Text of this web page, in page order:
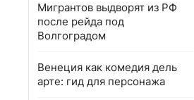
Мигрантов выдворят из РФ
после рейда под
Волгоградом
Венеция как комедия дель
арте: гид для персонажа